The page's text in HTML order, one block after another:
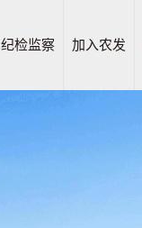
纪检监察 加入农发